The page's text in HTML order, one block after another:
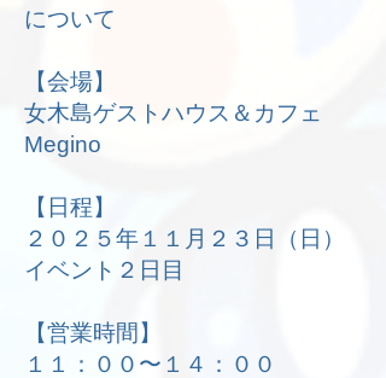
について
【会場】
女木島ゲストハウス＆カフェ
Megino
【日程】
２０２５年１１月２３日（日）
イベント２日目
【営業時間】
１１：００〜１４：００